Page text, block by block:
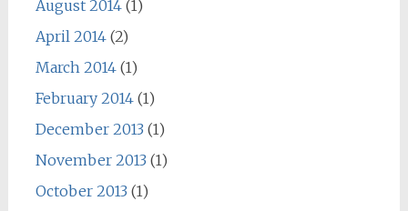
August 2014(1)
April 2014(2)
March 2014(1)
February 2014(1)
December 2013 (1)
November 2013 (1)
October 2013 (1)